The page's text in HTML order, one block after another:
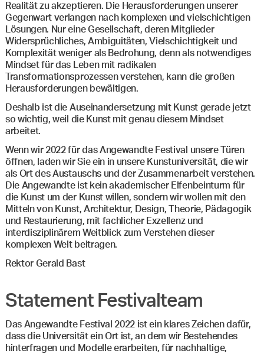
Realität zu akzeptieren. Die Herausforderungen unserer
Gegenwart verlangen nach komplexen und vielschichtigen
Lösungen. Nur eine Gesellschaft, deren Mitglieder
Widersprüchliches, Ambiguitäten, Vielschichtigkeit und
Komplexität weniger als Bedrohung, denn als notwendiges
Mindset für das Leben mit radikalen
Transformationsprozessen verstehen, kann die großen
Herausforderungen bewältigen.
Deshalb ist die Auseinandersetzung mit Kunst gerade jetzt
so wichtig, weil die Kunst mit genau diesem Mindset
arbeitet.
Wenn wir 2022 für das Angewandte Festival unsere Türen
öffnen, laden wir Sie ein in unsere Kunstuniversität, die wir
als Ort des Austauschs und der Zusammenarbeit verstehen.
Die Angewandte ist kein akademischer Elfenbeinturm für
die Kunst um der Kunst willen, sondern wir wollen mit den
Mitteln von Kunst, Architektur, Design, Theorie, Pädagogik
und Restaurierung, mit fachlicher Exzellenz und
interdisziplinärem Weitblick zum Verstehen dieser
komplexen Welt beitragen.
Rektor Gerald Bast
Statement Festivalteam
Das Angewandte Festival 2022 ist ein klares Zeichen dafür,
dass die Universität ein Ort ist, an dem wir Bestehendes
hinterfragen und Modelle erarbeiten, für nachhaltige,